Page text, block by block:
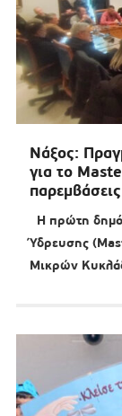
Νάξος:
για το
Η πρώτη
Ύδρευσης
Μικρών